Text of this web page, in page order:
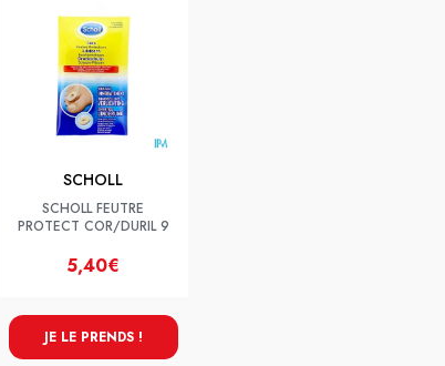
SCHOLL
SCHOLL FEUTRE
PROTECT COR/DURIL 9
5,40€
JE LE PRENDS !